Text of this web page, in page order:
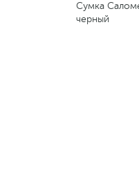
Сумка
черный